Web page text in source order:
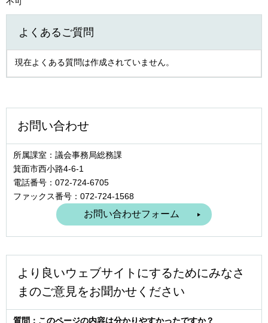
よくあるご質問
現在よくある質問は作成されていません。
お問い合わせ
所属課室：議会事務局総務課
箕面市西小路4‐6‐1
電話番号：072-724-6705
ファックス番号：072-724-1568
より良いウェブサイトにするためにみなさ
まのご意見をお聞かせください
質問：このページの内容は分かりやすかったですか？